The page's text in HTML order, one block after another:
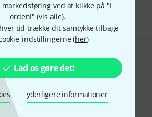
ved at klikke på "I
orden!" (vis alle).
tid trække dit samtykke tilbage
indstillingerne (her)
Lad os gøre det!
yderligere informationer
Hjælp og feedback
Newsletter